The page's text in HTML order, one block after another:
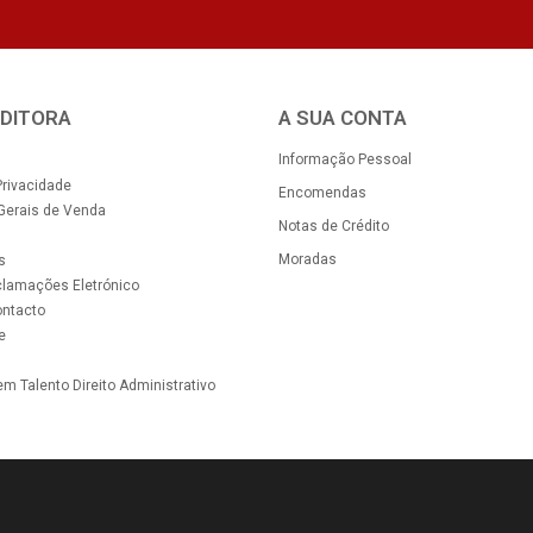
de Venda
Eletrónico
Talento Direito Administrativo
A SUA CONTA
Informação Pessoal
Encomendas
Notas de Crédito
Moradas